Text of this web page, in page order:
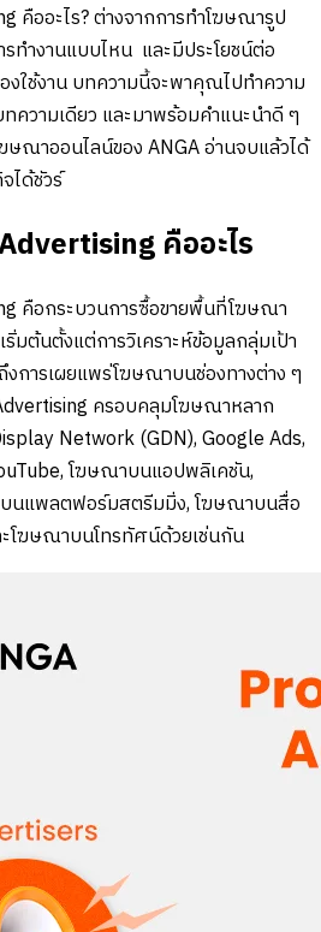
คืออะไร? ต่างจากการทำโฆษณารูป
ทำงานแบบไหน และมีประโยชน์ต่อ
งใช้งาน บทความนี้จะพาคุณไปทำความ
ความเดียว และมาพร้อมคำแนะนำดี ๆ
ษณาออนไลน์ของ ANGA อ่านจบแล้วได้
ได้ชัวร์
คืออะไร
คือกระบวนการซื้อขายพื้นที่โฆษณา
มต้นตั้งแต่การวิเคราะห์ข้อมูลกลุ่มเป้า
งการเผยแพร่โฆษณาบนช่องทางต่าง ๆ
ครอบคลุมโฆษณาหลาก
Network (GDN), Google Ads,
โฆษณาบนแอปพลิเคชัน,
นแพลตฟอร์มสตรีมมิ่ง, โฆษณาบนสื่อ
โฆษณาบนโทรทัศน์ด้วยเช่นกัน